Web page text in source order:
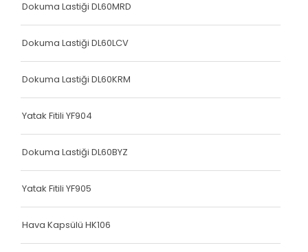
Dokuma Lastiği DL60MRD
Dokuma Lastiği DL60LCV
Dokuma Lastiği DL60KRM
Yatak Fitili YF904
Dokuma Lastiği DL60BYZ
Yatak Fitili YF905
Hava Kapsülü HK106